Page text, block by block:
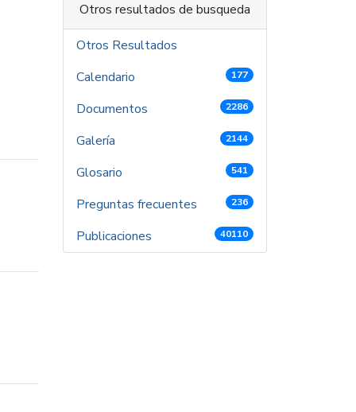
Otros resultados de busqueda
Otros Resultados
Calendario
177
Documentos 2286
Galería 2144
Glosario 541
Preguntas frecuentes 236
Publicaciones 40110